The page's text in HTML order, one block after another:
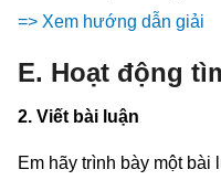
=> Xem hướng dẫn giải
E. Hoạt động
2. Viết bài luận
Em hãy trình bày một bài